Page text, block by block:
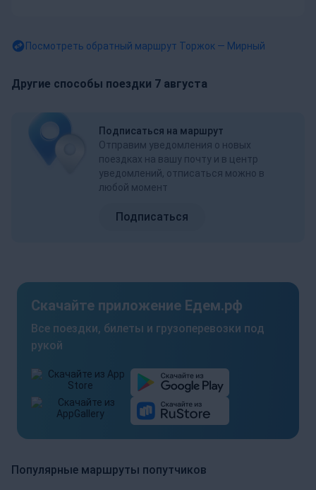
Посмотреть обратный маршрут Торжок — Мирный
Другие способы поездки 7 августа
Подписаться на маршрут
Отправим уведомления о новых
поездках на вашу почту и в центр
уведомлений, отписаться можно в
любой момент
Подписаться
Скачайте приложение Едем.рф
Все поездки, билеты и грузоперевозки под
рукой
Популярные маршруты попутчиков